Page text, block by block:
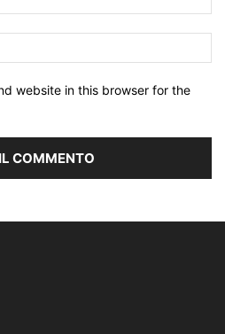
website in this browser for the